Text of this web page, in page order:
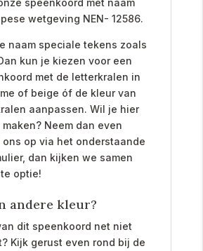
wetgeving NEN- 12586.
naam speciale tekens zoals
kun je kiezen voor een
met de letterkralen in
of beige óf de kleur van
aanpassen. Wil je hier
Neem dan even
ons op via het onderstaande
dan kijken we samen
optie!
andere kleur?
dit speenkoord net niet
Kijk gerust even rond bij de